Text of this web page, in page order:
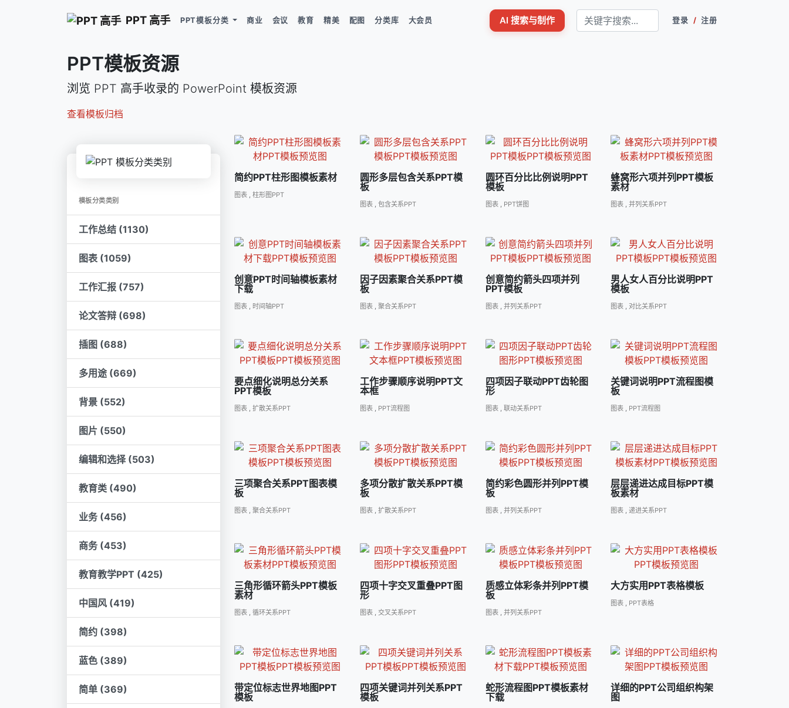
PPT 高手 PPT模板分类 商业 会议 教育 精美 配图 分类库 大会员 AI 搜索与制作 登录 / 注册
PPT模板资源
浏览 PPT 高手收录的 PowerPoint 模板资源
查看模板归档
模板分类类别
工作总结 (1130)
图表 (1059)
工作汇报 (757)
论文答辩 (698)
插图 (688)
多用途 (669)
背景 (552)
图片 (550)
编辑和选择 (503)
教育类 (490)
业务 (456)
商务 (453)
教育教学PPT (425)
中国风 (419)
简约 (398)
蓝色 (389)
简单 (369)
简约PPT柱形图模板素材
图表 , 柱形图PPT
圆形多层包含关系PPT模
板
图表, 包含关系PPT
圆环百分比比例说明PPT
模板
图表, PPT饼图
蜂窝形六项并列PPT模板
素材
图表 ,并列关系PPT
创意PPT时间轴模板素材
下载
图表 , 时间轴PPT
因子因素聚合关系PPT模
板
图表, 聚合关系PPT
创意简约箭头四项并列
PPT模板
图表, 并列关系PPT
男人女人百分比说明PPT
模板
图表 , 对比关系PPT
要点细化说明总分关系
PPT模板
图表 , 扩散关系PPT
工作步骤顺序说明PPT文
本框
图表, PPT流程图
四项因子联动PPT齿轮图
形
图表, 联动关系PPT
关键词说明PPT流程图模
板
图表 , PPT流程图
三项聚合关系PPT图表模
板
图表 , 聚合关系PPT
多项分散扩散关系PPT模
板
图表, 扩散关系PPT
简约彩色圆形并列PPT模
板
图表, 并列关系PPT
层层递进达成目标PPT模
板素材
图表 ,递进关系PPT
三角形循环箭头PPT模板
素材
图表 , 循环关系PPT
四项十字交叉重叠PPT图
形
图表, 交叉关系PPT
质感立体彩条并列PPT模
板
图表, 并列关系PPT
大方实用PPT表格模板
图表 , PPT表格
带定位标志世界地图PPT
模板
四项关键词并列关系PPT
模板
蛇形流程图PPT模板素材
下载
详细的PPT公司组织构架
图